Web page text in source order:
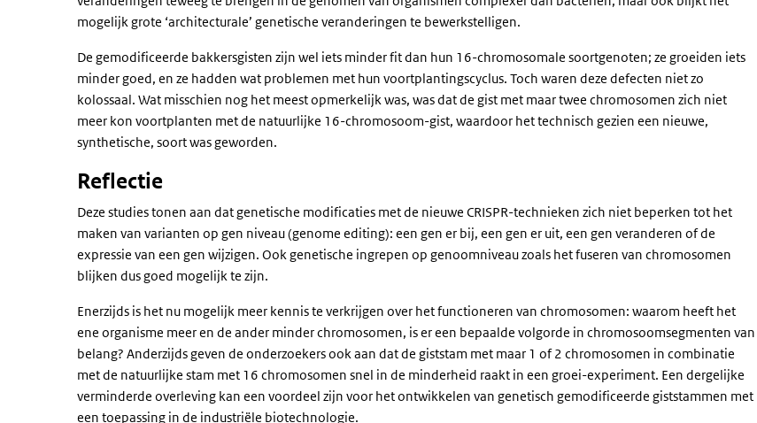
mogelijk grote ‘architecturale’ genetische veranderingen te bewerkstelligen.
De gemodificeerde bakkersgisten zijn wel iets minder fit dan hun 16-chromosomale soortgenoten; ze groeiden iets
minder goed, en ze hadden wat problemen met hun voortplantingscyclus. Toch waren deze defecten niet zo
kolossaal. Wat misschien nog het meest opmerkelijk was, was dat de gist met maar twee chromosomen zich niet
meer kon voortplanten met de natuurlijke 16-chromosoom-gist, waardoor het technisch gezien een nieuwe,
synthetische, soort was geworden.
Reflectie
Deze studies tonen aan dat genetische modificaties met de nieuwe CRISPR-technieken zich niet beperken tot het
maken van varianten op gen niveau (genome editing): een gen er bij, een gen er uit, een gen veranderen of de
expressie van een gen wijzigen. Ook genetische ingrepen op genoomniveau zoals het fuseren van chromosomen
blijken dus goed mogelijk te zijn.
Enerzijds is het nu mogelijk meer kennis te verkrijgen over het functioneren van chromosomen: waarom heeft het
ene organisme meer en de ander minder chromosomen, is er een bepaalde volgorde in chromosoomsegmenten van
belang? Anderzijds geven de onderzoekers ook aan dat de giststam met maar 1 of 2 chromosomen in combinatie
met de natuurlijke stam met 16 chromosomen snel in de minderheid raakt in een groei-experiment. Een dergelijke
verminderde overleving kan een voordeel zijn voor het ontwikkelen van genetisch gemodificeerde giststammen met
een toepassing in de industriële biotechnologie.